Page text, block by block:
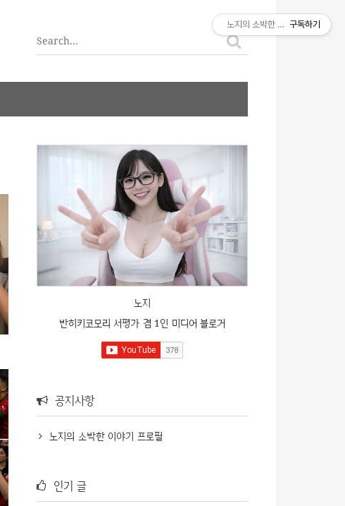
노지
반히키코모리 서평가 겸 1인 미디어 블로거
공지사항
노지의 소박한 이야기 프로필
인기 글
노지의 소박한 이야기구독하기